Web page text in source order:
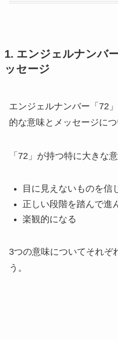
1. エンジェルナンバ
ッセージ
エンジェルナンバー「72
的な意味とメッセージにつ
「72」が持つ特に大きな
目に見えないものを信
正しい段階を踏んで進
楽観的になる
3つの意味についてそれぞ
う。